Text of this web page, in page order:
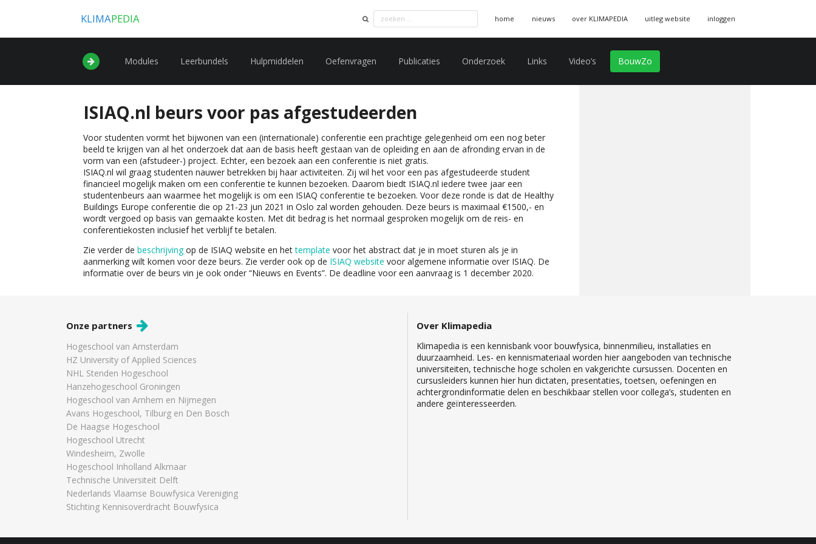
KLIMAPEDIA home nieuws over KLIMAPEDIA uitleg website inloggen
Modules Leerbundels Hulpmiddelen Oefenvragen Publicaties Onderzoek Links Video’s BouwZo
ISIAQ.nl beurs voor pas afgestudeerden
Voor studenten vormt het bijwonen van een (internationale) conferentie een prachtige gelegenheid om een nog beter
beeld te krijgen van al het onderzoek dat aan de basis heeft gestaan van de opleiding en aan de afronding ervan in de
vorm van een (afstudeer-) project. Echter, een bezoek aan een conferentie is niet gratis.
ISIAQ.nl wil graag studenten nauwer betrekken bij haar activiteiten. Zij wil het voor een pas afgestudeerde student
financieel mogelijk maken om een conferentie te kunnen bezoeken. Daarom biedt ISIAQ.nl iedere twee jaar een
studentenbeurs aan waarmee het mogelijk is om een ISIAQ conferentie te bezoeken. Voor deze ronde is dat de Healthy
Buildings Europe conferentie die op 21-23 jun 2021 in Oslo zal worden gehouden. Deze beurs is maximaal €1500,- en
wordt vergoed op basis van gemaakte kosten. Met dit bedrag is het normaal gesproken mogelijk om de reis- en
conferentiekosten inclusief het verblijf te betalen.
Zie verder de beschrijvingop de ISIAQ website en hettemplate voor het abstract dat je in moet sturen als je in
aanmerking wilt komen voor deze beurs. Zie verder ook op de ISIAQ website voor algemene informatie over ISIAQ. De
informatie over de beurs vin je ook onder “Nieuws en Events”. De deadline voor een aanvraag is 1 december 2020.
Onze partners
Hogeschool van Amsterdam
HZ University of Applied Sciences
NHL Stenden Hogeschool
Hanzehogeschool Groningen
Hogeschool van Arnhem en Nijmegen
Avans Hogeschool, Tilburg en Den Bosch
De Haagse Hogeschool
Hogeschool Utrecht
Windesheim, Zwolle
Hogeschool Inholland Alkmaar
Technische Universiteit Delft
Nederlands Vlaamse Bouwfysica Vereniging
Stichting Kennisoverdracht Bouwfysica
Over Klimapedia
Klimapedia is een kennisbank voor bouwfysica, binnenmilieu, installaties en
duurzaamheid. Les- en kennismateriaal worden hier aangeboden van technische
universiteiten, technische hoge scholen en vakgerichte cursussen. Docenten en
cursusleiders kunnen hier hun dictaten, presentaties, toetsen, oefeningen en
achtergrondinformatie delen en beschikbaar stellen voor collega’s, studenten en
andere geïnteresseerden.